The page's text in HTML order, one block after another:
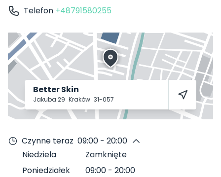
Telefon +48791580255
Better Skin
Jakuba 29 Kraków 31-057
Czynne teraz 09:00 - 20:00
Niedziela
Zamknięte
Poniedziałek
09:00 - 20:00